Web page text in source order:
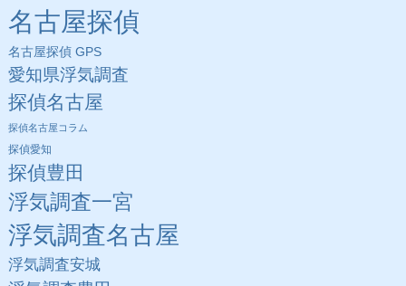
名古屋探偵
名古屋探偵 GPS
愛知県浮気調査
探偵名古屋
探偵名古屋コラム
探偵愛知
探偵豊田
浮気調査一宮
浮気調査名古屋
浮気調査安城